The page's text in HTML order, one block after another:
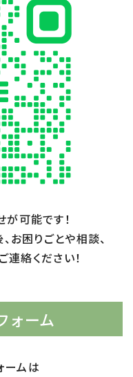
可能です！
お困りごとや相談、
絡ください！
ォーム
ームは